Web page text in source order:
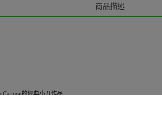
商品描述
的經典小丑作品